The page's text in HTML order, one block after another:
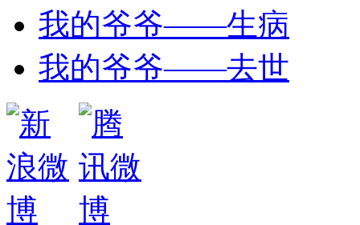
我的爷爷——生病
我的爷爷——去世